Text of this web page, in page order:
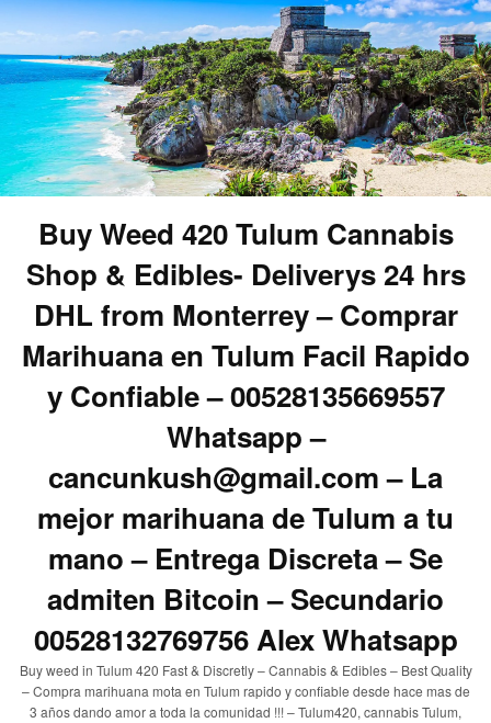
Buy Weed 420 Tulum Cannabis
Shop & Edibles- Deliverys 24 hrs
DHL from Monterrey – Comprar
Marihuana en Tulum Facil Rapido
y Confiable – 00528135669557
Whatsapp –
cancunkush@gmail.com – La
mejor marihuana de Tulum a tu
mano – Entrega Discreta – Se
admiten Bitcoin – Secundario
00528132769756 Alex Whatsapp
Buy weed in Tulum 420 Fast & Discretly – Cannabis & Edibles – Best Quality
– Compra marihuana mota en Tulum rapido y confiable desde hace mas de
3 años dando amor a toda la comunidad !!! – Tulum420, cannabis Tulum,